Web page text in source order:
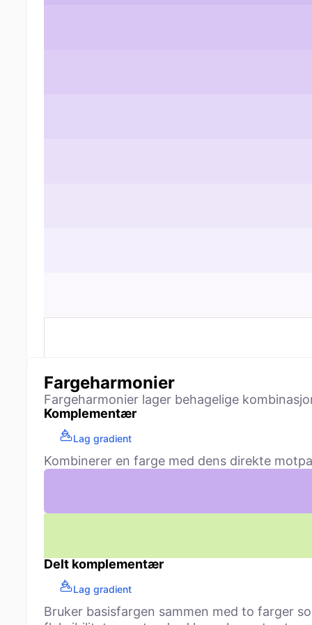
Fargeharmonier
Fargeharmonier lager behagelige
Komplementær
Lag gradient
Kombinerer en farge med dens direkte
Delt komplementær
Lag gradient
Bruker basisfargen sammen med to farger